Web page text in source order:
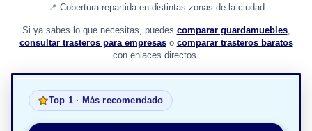
Cobertura repartida en distintas zonas de la ciudad
Si ya sabes lo que necesitas, puedes comparar guardamuebles,
consultar trasteros para empresaso comparar trasteros baratos
con enlaces directos.
Top 1 · Más recomendado